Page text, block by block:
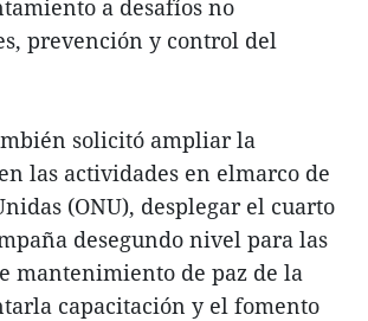
a desafíos no
prevención y control del
solicitó ampliar la
las actividades en elmarco de
(ONU), desplegar el cuarto
desegundo nivel para las
mantenimiento de paz de la
capacitación y el fomento